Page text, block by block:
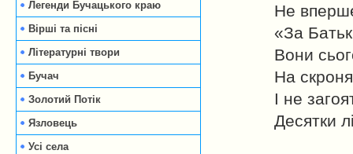
Легенди Бучацького краю
Вірші та пісні
Літературні твори
Бучач
Золотий Потік
Язловець
Усі села
Не
«За
Вони
На
І не
Десятки